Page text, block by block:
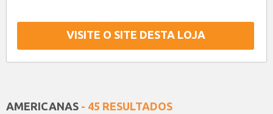
VISITE O SITE DESTA LOJA
AMERICANAS - 45 RESULTADOS